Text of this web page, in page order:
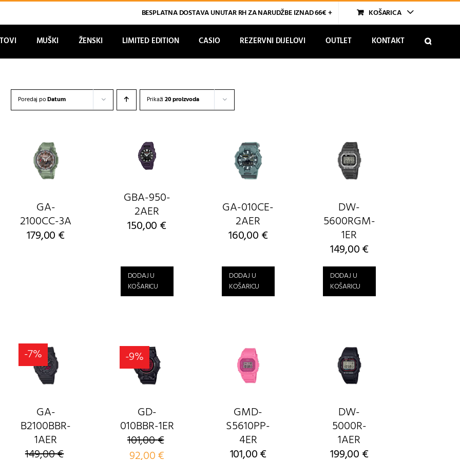
BESPLATNA DOSTAVA UNUTAR RH ZA NARUDŽBE IZNAD 66€ + KOŠARICA
MUŠKI ŽENSKI LIMITED EDITION CASIO REZERVNI DIJELOVI OUTLET KONTAKT
Poredaj poDatum Prikaži 20 proizvoda
GA-
2100CC-3A
179,00 €
GBA-950-
2AER
150,00 €
DODAJ U
KOŠARICU
GA-010CE-
2AER
160,00 €
DODAJ U
KOŠARICU
DW-
5600RGM-
1ER
149,00€
DODAJ U
KOŠARICU
-7%
GA-
B2100BBR-
1AER
149,00€
-9%
GD-
010BBR-1ER
101,00€
Izvorna
92,00€
GMD-
S5610PP-
4ER
101,00€
DW-
5000R-
1AER
199,00 €